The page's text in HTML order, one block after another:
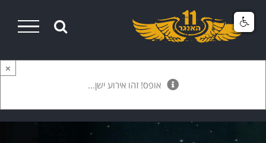
Skip
×
אופס! זהו אירוע ישן...